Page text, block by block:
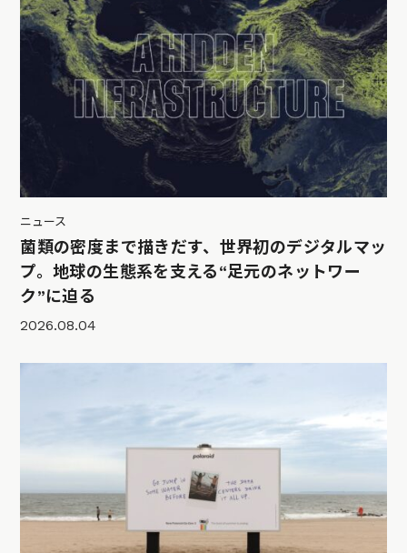
ニュース
菌類の密度まで描きだす、世界初のデジタルマッ
プ。地球の生態系を支える“足元のネットワー
ク”に迫る
2026.08.04